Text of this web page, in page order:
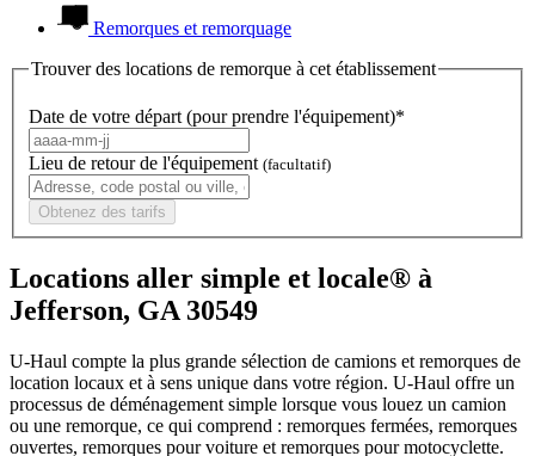
Remorques et remorquage
Trouver des locations de remorque à cet établissement
Date de votre départ (pour prendre l'équipement)*
Lieu de retour de l'équipement (facultatif)
Obtenez des tarifs
Locations aller simple et locale® à
Jefferson, GA 30549
U-Haul compte la plus grande sélection de camions et remorques de
location locaux et à sens unique dans votre région. U-Haul offre un
processus de déménagement simple lorsque vous louez un camion
ou une remorque, ce qui comprend : remorques fermées, remorques
ouvertes, remorques pour voiture et remorques pour motocyclette.